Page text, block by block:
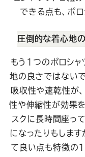
できる点も、ポロ
圧倒的な着心地
もう1つのポロシャ
地の良さではない
吸収性や速乾性が
性や伸縮性が効果を
スクに長時間座っ
になったりもします
て良い点も特徴の1